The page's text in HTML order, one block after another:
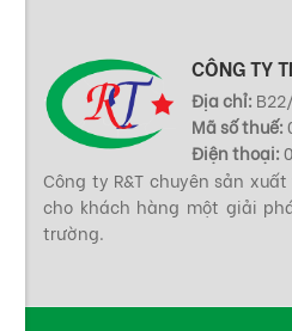
CÔNG TY
Địa chỉ:
Mã số thuế:
Điện thoại:
Công ty R&T chuyên sản
cho khách hàng một giải
trường.